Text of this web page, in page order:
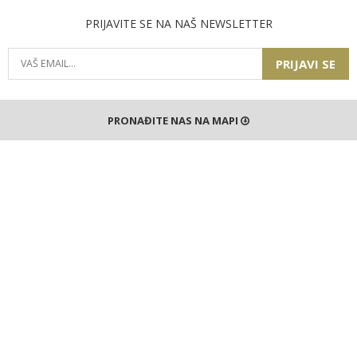
PRIJAVITE SE NA NAŠ NEWSLETTER
PRIJAVI SE
PRONAĐITE NAS NA MAPI